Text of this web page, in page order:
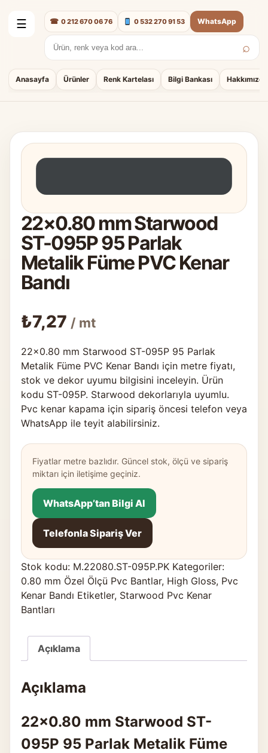
☰
Anasayfa Ürünler Renk Kartelası Bilgi Bankası Hakkımızda
Arama: ⌕
☎ 0 212 670 06 76 0 532 270 91 53 WhatsApp
22×0.80 mm Starwood
ST-095P 95 Parlak
Metalik Füme PVC Kenar
Bandı
₺7,27 / mt
22×0.80 mm Starwood ST-095P 95 Parlak
Metalik Füme PVC Kenar Bandı için metre fiyatı,
stok ve dekor uyumu bilgisini inceleyin. Ürün
kodu ST-095P. Starwood dekorlarıyla uyumlu.
Pvc kenar kapama için sipariş öncesi telefon veya
WhatsApp ile teyit alabilirsiniz.
Fiyatlar metre bazlıdır. Güncel stok, ölçü ve sipariş
miktarı için iletişime geçiniz.
WhatsApp’tan Bilgi Al
Telefonla Sipariş Ver
Stok kodu: M.22080.ST-095P.PK Kategoriler:
0.80 mm Özel Ölçü Pvc Bantlar, High Gloss, Pvc
Kenar Bandı Etiketler, Starwood Pvc Kenar
Bantları
Açıklama
Açıklama
22×0.80 mm Starwood ST-
095P 95 Parlak Metalik Füme